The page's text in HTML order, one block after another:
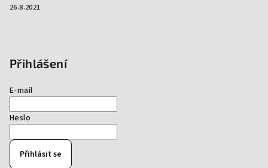
26.8.2021
Přihlášení
E-mail
Heslo
Přihlásit se